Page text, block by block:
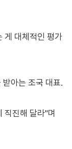
게 대체적인 평가
아는 조국 대표.
직진해 달라"며